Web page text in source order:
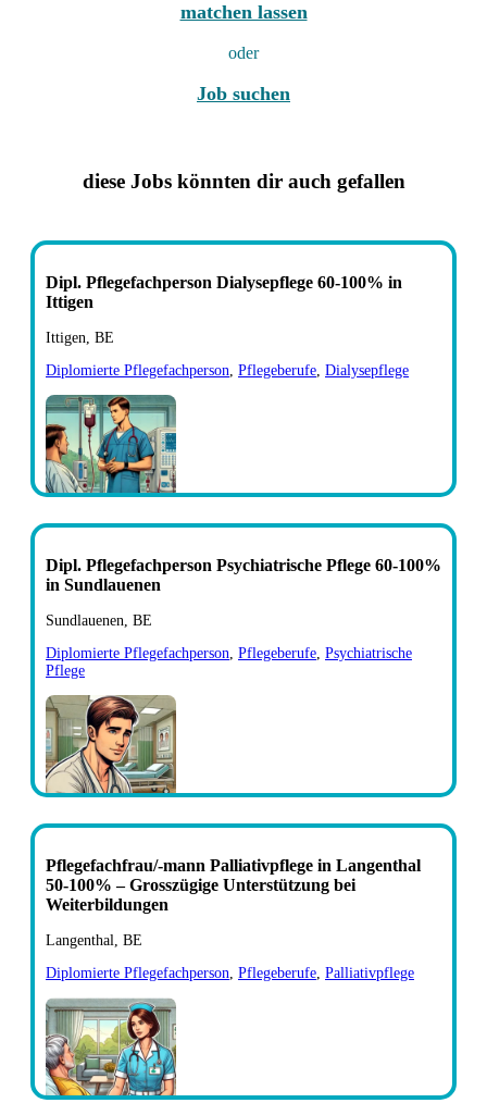
matchen lassen
oder
Job suchen
diese Jobs könnten dir auch gefallen
Dipl. Pflegefachperson Dialysepflege 60-100% in
Ittigen
Ittigen, BE
Diplomierte Pflegefachperson Pflegeberufe Dialysepflege
Dipl. Pflegefachperson Psychiatrische Pflege 60-100%
in Sundlauenen
Sundlauenen, BE
Diplomierte Pflegefachperson Pflegeberufe Psychiatrische
Pflege
Pflegefachfrau/-mann Palliativpflege in Langenthal
50-100% – Grosszügige Unterstützung bei
Weiterbildungen
Langenthal, BE
Diplomierte Pflegefachperson Pflegeberufe Palliativpflege